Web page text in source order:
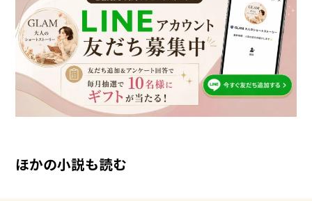
ほかの小説も読む